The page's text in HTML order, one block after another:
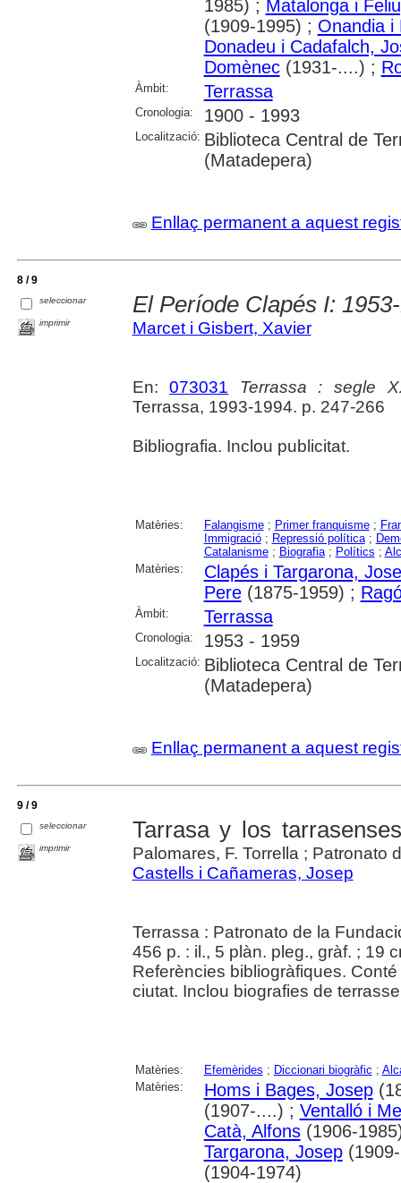
1985) ; Matalonga i
(1909-1995) ; Onandia i
Donadeu i Cadafalch,
Domènec(1931-....) ;
Àmbit: Terrassa
Cronologia: 1900 - 1993
Localització: Biblioteca Central de
(Matadepera)
Enllaç permanent a aquest
8 / 9
seleccionar
imprimir
El Període Clapés I:
Marcet i Gisbert, Xavier
En:073031
Terrassa : segle
Terrassa, 1993-1994. p. 247-266
Bibliografia. Inclou publicitat.
Matèries: Falangisme; Primer franquisme;
Immigració; Repressió política;
Catalanisme; Biografia; Polítics ;
Matèries:
Clapés i Targarona,
Pere(1875-1959) ;
Àmbit: Terrassa
Cronologia: 1953 - 1959
Localització: Biblioteca Central de
(Matadepera)
Enllaç permanent a aquest
9 / 9
seleccionar
imprimir
Tarrasa y los
Palomares, F. Torrella ; Patronato
Castells i Cañameras, Josep
Terrassa : Patronato de la
456 p. : il., 5 plàn. pleg., gràf. ; 19
Referències bibliogràfiques.
ciutat. Inclou biografies de
Matèries: Efemèrides ; Diccionari biogràfic ;
Matèries:
Homs i Bages, Josep
(1907-....) ; Ventalló i
Catà, Alfons(1906-
Targarona, Josep
(1904-1974)